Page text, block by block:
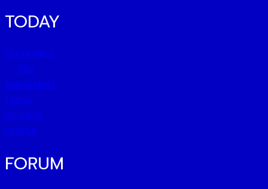
TODAY
ECONOMICS
ESG
INVESTMENT
TREND
BUSINESS
PEOPLE
FORUM